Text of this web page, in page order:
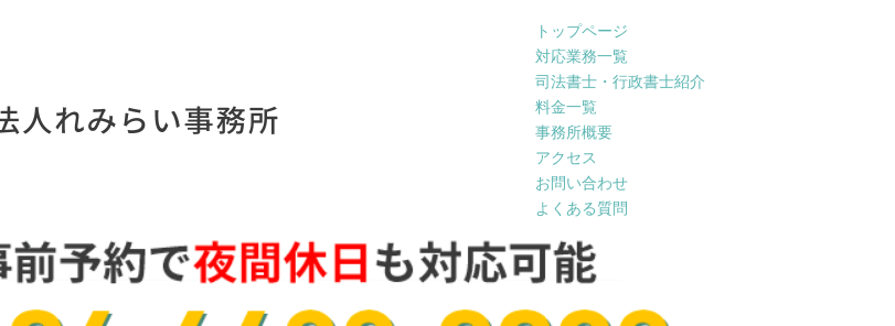
トップページ
対応業務一覧
司法書士・行政書士紹介
料金一覧
事務所概要
アクセス
お問い合わせ
よくある質問